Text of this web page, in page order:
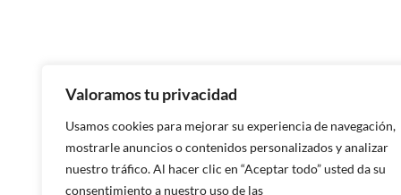
Valoramos tu privacidad
Usamos cookies para mejorar su experiencia de navegación,
mostrarle anuncios o contenidos personalizados y analizar
nuestro tráfico. Al hacer clic en “Aceptar todo” usted da su
consentimiento a nuestro uso de las
Chaussures faites à la main à
Chaussures faites à la main à
Chaussures artisanales à